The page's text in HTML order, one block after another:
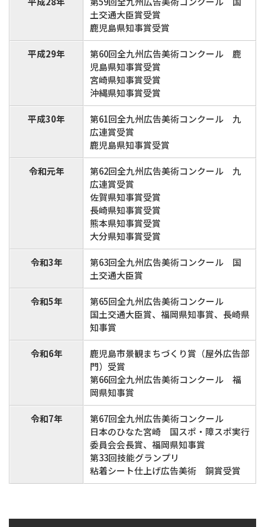
土交通大臣賞受賞
鹿児島県知事賞受賞
平成29年
第60回全九州広告美術コンクール 鹿
児島県知事賞受賞
宮崎県知事賞受賞
沖縄県知事賞受賞
平成30年
第61回全九州広告美術コンクール 九
広連賞受賞
鹿児島県知事賞受賞
令和元年
第62回全九州広告美術コンクール 九
広連賞受賞
佐賀県知事賞受賞
長崎県知事賞受賞
熊本県知事賞受賞
大分県知事賞受賞
令和3年
第63回全九州広告美術コンクール 国
土交通大臣賞
令和5年
第65回全九州広告美術コンクール
国土交通大臣賞、福岡県知事賞、長崎県
知事賞
令和6年
鹿児島市景観まちづくり賞（屋外広告部
門）受賞
第66回全九州広告美術コンクール 福
岡県知事賞
令和7年
第67回全九州広告美術コンクール
日本のひなた宮崎 国スポ・障スポ実行
委員会会長賞、福岡県知事賞
第33回技能グランプリ
粘着シート仕上げ広告美術 銅賞受賞